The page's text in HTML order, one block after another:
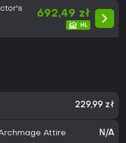
692,49 zł
229,99 zł
Attire N/A